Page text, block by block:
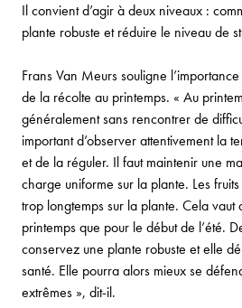
Il convient d’agir à deux niveaux :
plante robuste et réduire le niveau de
Frans Van Meurs souligne
de la récolte au printemps. « Au
généralement sans rencontrer de
important d’observer attentivement la
et de la réguler. Il faut maintenir une
charge uniforme sur la plante. Les
trop longtemps sur la plante. Cela vaut
printemps que pour le début de l’été.
conservez une plante robuste et elle
santé. Elle pourra alors mieux se
extrêmes », dit-il.